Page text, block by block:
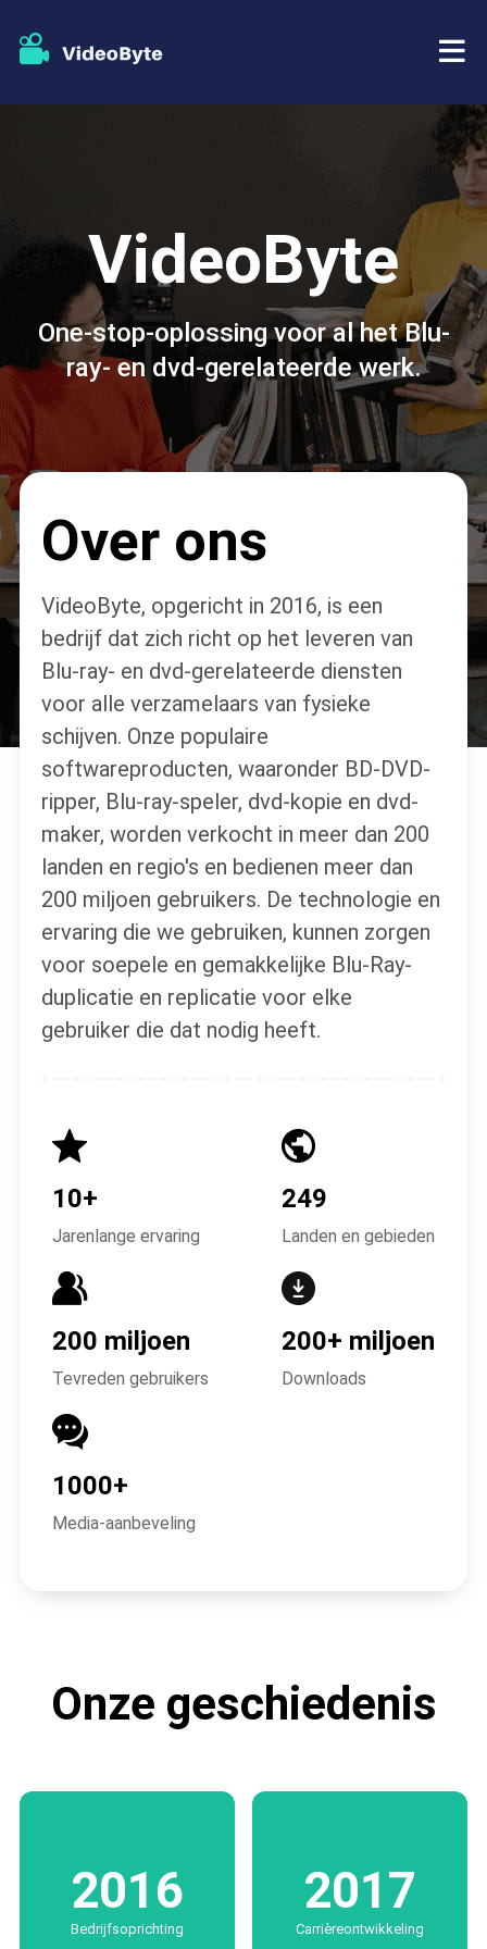
DVD-ripper
Blu-ray speler
DVD-maker
Bronnen
Steun
VideoByte
One-stop-oplossing voor al het Blu-
ray- en dvd-gerelateerde werk.
Over ons
VideoByte, opgericht in 2016, is een
bedrijf dat zich richt op het leveren van
Blu-ray- en dvd-gerelateerde diensten
voor alle verzamelaars van fysieke
schijven. Onze populaire
softwareproducten, waaronder BD-DVD-
ripper, Blu-ray-speler, dvd-kopie en dvd-
maker, worden verkocht in meer dan 200
landen en regio's en bedienen meer dan
200 miljoen gebruikers. De technologie en
ervaring die we gebruiken, kunnen zorgen
voor soepele en gemakkelijke Blu-Ray-
duplicatie en replicatie voor elke
gebruiker die dat nodig heeft.
10+
Jarenlange ervaring
249
Landen en gebieden
200 miljoen
Tevreden gebruikers
200+ miljoen
Downloads
1000+
Media-aanbeveling
Onze geschiedenis
2016
Bedrijfsoprichting
2017
Carrièreontwikkeling